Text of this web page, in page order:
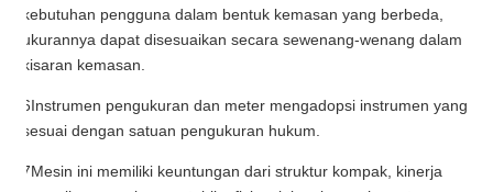
kebutuhan pengguna dalam bentuk kemasan yang berbeda,
ukurannya dapat disesuaikan secara sewenang-wenang dalam
kisaran kemasan.
6Instrumen pengukuran dan meter mengadopsi instrumen yang
sesuai dengan satuan pengukuran hukum.
7Mesin ini memiliki keuntungan dari struktur kompak, kinerja